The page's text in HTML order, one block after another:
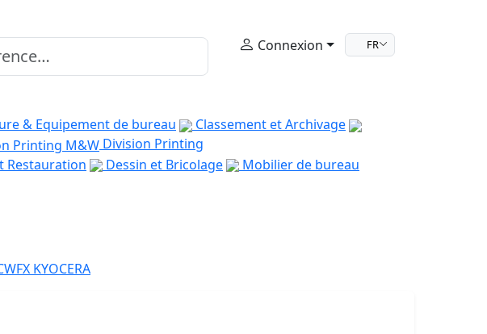
Connexion FR
& Equipement de bureau
Classement et Archivage
Division Printing
Restauration Dessin et Bricolage
Mobilier de bureau
KYOCERA